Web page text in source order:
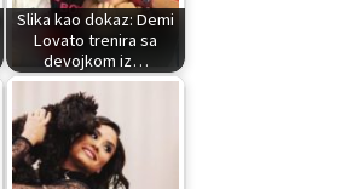
Slika kao dokaz: Demi
Lovato trenira sa
devojkom iz…